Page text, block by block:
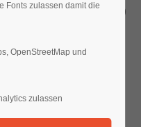
leider nicht.
Musikschulen (VBSM)
Schüler zum
– nach
musikalischen
Fonts zulassen damit die
OpenStreetMap und
zulassen